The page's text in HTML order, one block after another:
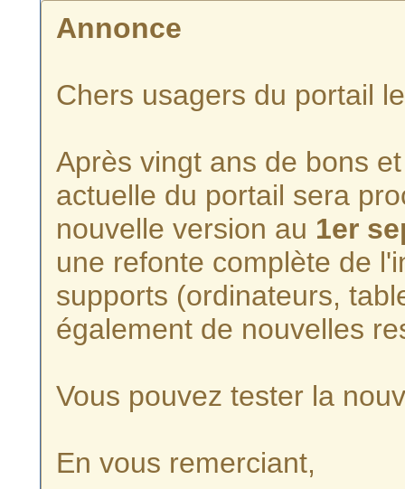
Annonce
Chers usagers du portail
Après vingt ans de bons
actuelle du portail sera
nouvelle version au 1er
une refonte complète de
supports (ordinateurs,
également de nouvelles
Vous pouvez tester la
En vous remerciant,